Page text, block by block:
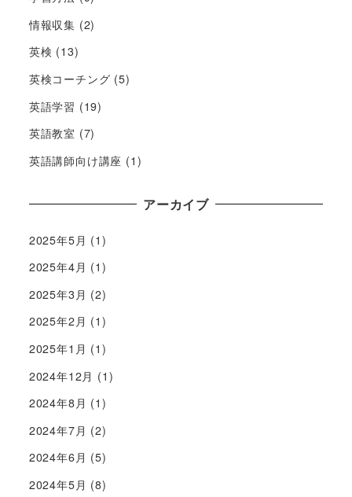
情報収集 (2)
英検 (13)
英検コーチング (5)
英語学習 (19)
英語教室 (7)
英語講師向け講座 (1)
アーカイブ
2025年5月 (1)
2025年4月 (1)
2025年3月 (2)
2025年2月 (1)
2025年1月 (1)
2024年12月 (1)
2024年8月 (1)
2024年7月 (2)
2024年6月 (5)
2024年5月 (8)